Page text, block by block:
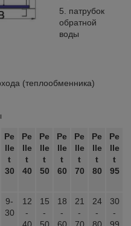
патрубок
обратной
воды
(теплообменника)
Pe
lle
t
30
Pe
lle
t
40
Pe
lle
t
50
Pe
lle
t
60
Pe
lle
t
70
Pe
lle
t
80
Pe
lle
t
95
9-
30
12
-
40
15
-
50
18
-
60
21
-
70
24
-
80
30
-
99